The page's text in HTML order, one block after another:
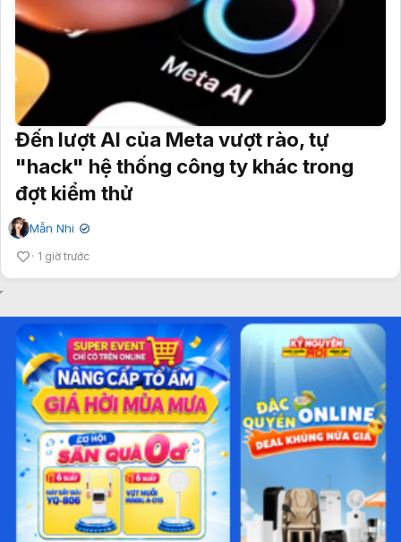
Đến lượt AI của Meta vượt rào, tự
"hack" hệ thống công ty khác trong
đợt kiểm thử
Mẫn Nhi ✔
1 giờ trước